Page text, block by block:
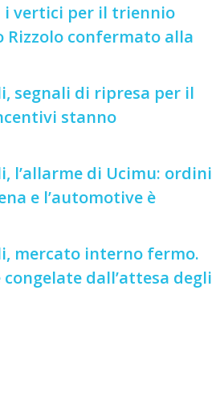
i vertici per il triennio
Rizzolo confermato alla
segnali di ripresa per il
stanno
l’allarme di Ucimu: ordini
e l’automotive è
mercato interno fermo.
dall’attesa degli